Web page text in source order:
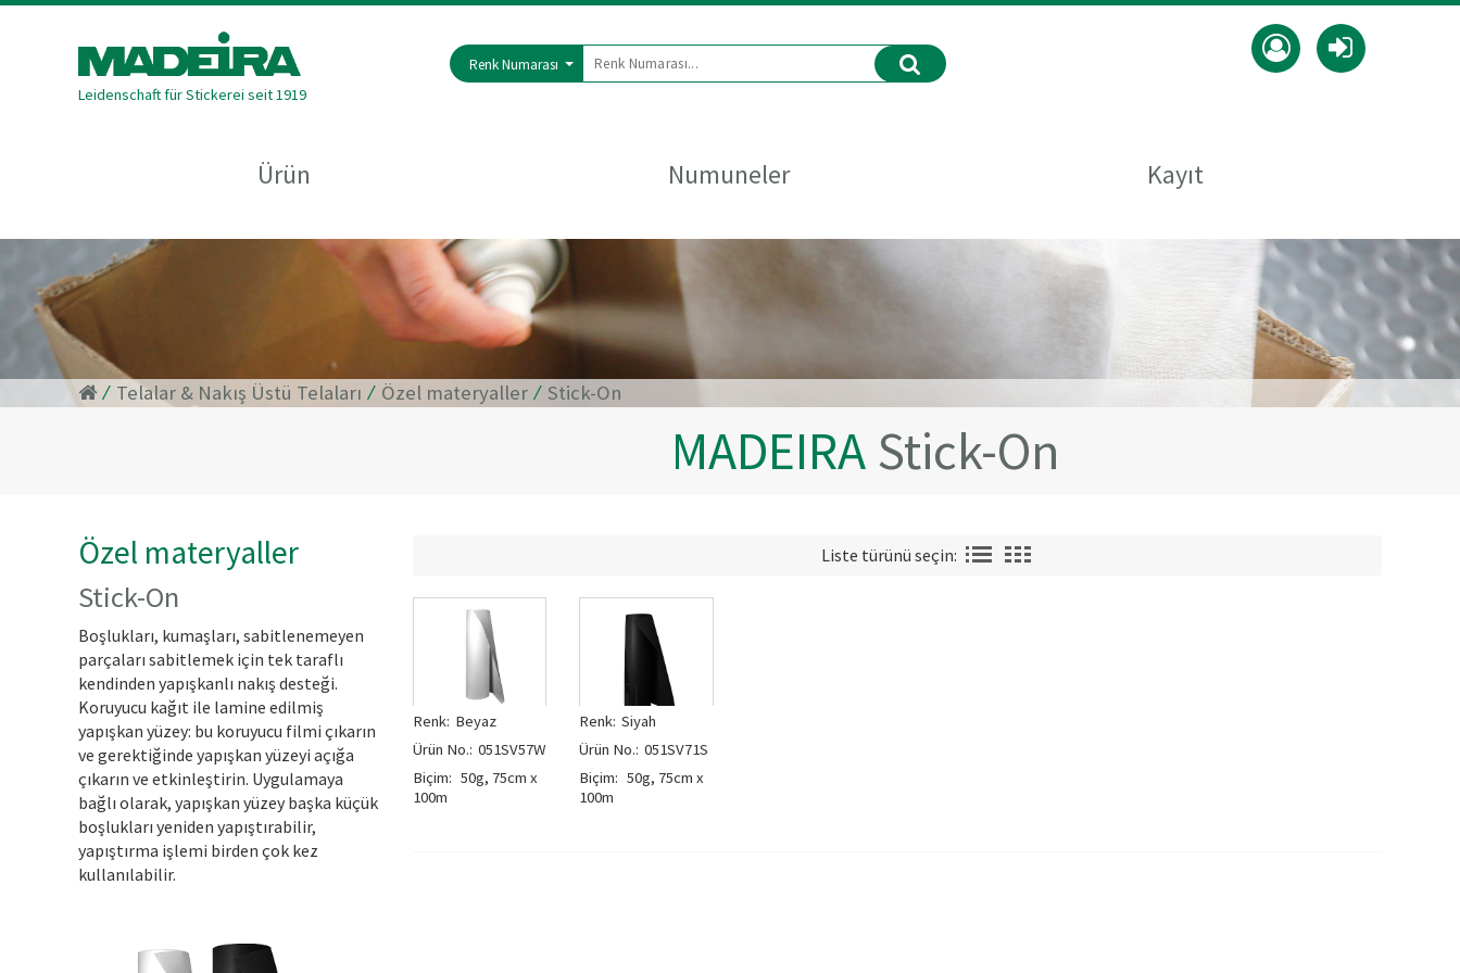
Leidenschaft für Stickerei seit 1919
Renk Numarası
Ürün Numuneler Kayıt
⁄ Telalar & Nakış Üstü Telaları ⁄ Özel materyaller ⁄ Stick-On
MADEIRA Stick-On
Özel materyaller
Stick-On
Boşlukları, kumaşları, sabitlenemeyen
parçaları sabitlemek için tek taraflı
kendinden yapışkanlı nakış desteği.
Koruyucu kağıt ile lamine edilmiş
yapışkan yüzey: bu koruyucu filmi çıkarın
ve gerektiğinde yapışkan yüzeyi açığa
çıkarın ve etkinleştirin. Uygulamaya
bağlı olarak, yapışkan yüzey başka küçük
boşlukları yeniden yapıştırabilir,
yapıştırma işlemi birden çok kez
kullanılabilir.
Liste türünü seçin:
Renk: Beyaz
Ürün No.: 051SV57W
Biçim: 50g, 75cm x
100m
Renk: Siyah
Ürün No.: 051SV71S
Biçim: 50g, 75cm x
100m